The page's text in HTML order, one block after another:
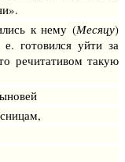
к нему (Месяцу)
готовился уйти за
речитативом такую